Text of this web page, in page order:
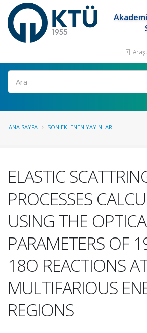
Ara
ANA SAYFA SON EKLENEN YAYINLAR
ELASTIC
PROCESSES
USING THE
PARAMETERS OF
18O REACTIONS
MULTIFARIOUS
REGIONS